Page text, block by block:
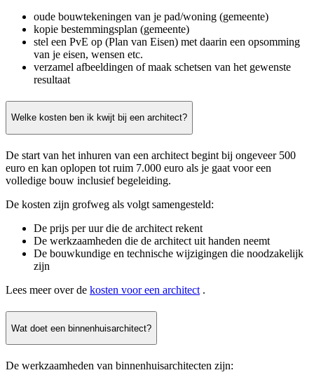
oude bouwtekeningen van je pad/woning (gemeente)
kopie bestemmingsplan (gemeente)
stel een PvE op (Plan van Eisen) met daarin een opsomming
van je eisen, wensen etc.
verzamel afbeeldingen of maak schetsen van het gewenste
resultaat
Welke kosten ben ik kwijt bij een architect?
De start van het inhuren van een architect begint bij ongeveer 500
euro en kan oplopen tot ruim 7.000 euro als je gaat voor een
volledige bouw inclusief begeleiding.
De kosten zijn grofweg als volgt samengesteld:
De prijs per uur die de architect rekent
De werkzaamheden die de architect uit handen neemt
De bouwkundige en technische wijzigingen die noodzakelijk
zijn
Lees meer over de kosten voor een architect .
Wat doet een binnenhuisarchitect?
De werkzaamheden van binnenhuisarchitecten zijn: